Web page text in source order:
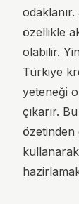
özellikle
olabilir.
Türkiye
yeteneği
çıkarır.
özetinden